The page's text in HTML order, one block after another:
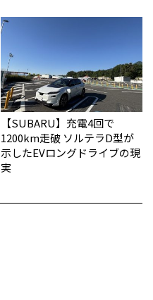
【SUBARU】充電4回で
1200km走破 ソルテラD型が
示したEVロングドライブの現
実